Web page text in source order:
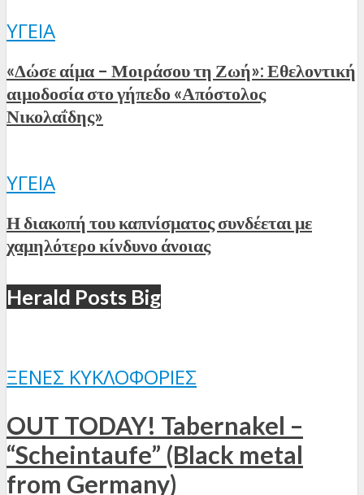
ΥΓΕΊΑ
«Δώσε αίμα – Μοιράσου τη Ζωή»: Εθελοντική
αιμοδοσία στο γήπεδο «Απόστολος
Νικολαΐδης»
ΥΓΕΊΑ
Η διακοπή του καπνίσματος συνδέεται με
χαμηλότερο κίνδυνο άνοιας
Herald Posts Big
ΞΈΝΕΣ ΚΥΚΛΟΦΟΡΊΕΣ
OUT TODAY! Tabernakel –
“Scheintaufe” (Black metal
from Germany)